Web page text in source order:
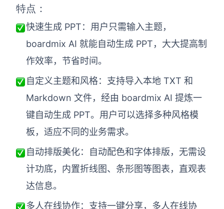
AI创作
创意与绘图
AI生成用户旅程图
AI生成鱼骨图
AI生成甘特图
AI生成组织结构图
战略与流程设计
AI生成5Why分析
AI生成平衡计分卡
AI生成时间管理四象限
AI生成价值链
特点：
快速生成 PPT：用户只需输入主题，
boardmix AI 就能自动生成 PPT，大大提高制
作效率，节省时间。
自定义主题和风格：支持导入本地 TXT 和
Markdown 文件，经由 boardmix AI 提炼一
键自动生成 PPT。用户可以选择多种风格模
板，适应不同的业务需求。
自动排版美化：自动配色和字体排版，无需设
计功底，内置折线图、条形图等图表，直观表
达信息。
多人在线协作：支持一键分享，多人在线协